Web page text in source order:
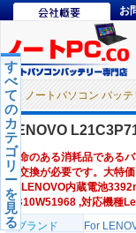
お
ノートパソコン バッテ
す
べ
て
の
カ
テ
ゴ
リ
ー
を
見
る
LENOVO
寿命のある消耗品である
ー交換が必要です。大特
ー,LENOVO内蔵電池
SB10W51968 ,対応機種
のブランド
For